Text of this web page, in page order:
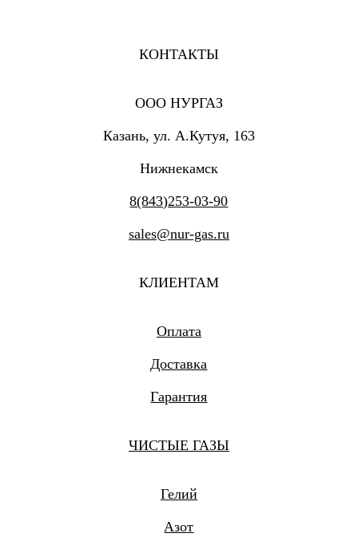
КОНТАКТЫ
ООО НУРГАЗ
Казань, ул. А.Кутуя, 163
Нижнекамск
8(843)253-03-90
sales@nur-gas.ru
КЛИЕНТАМ
Оплата
Доставка
Гарантия
ЧИСТЫЕ ГАЗЫ
Гелий
Азот